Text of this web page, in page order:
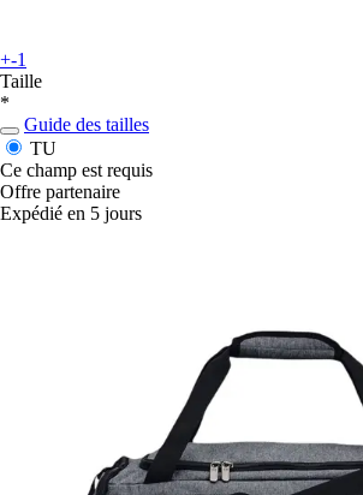
+-1
Taille
*
Guide des tailles
TU
Ce champ est requis
Offre partenaire
Expédié en 5 jours